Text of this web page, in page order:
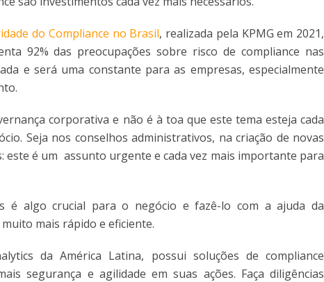
do Compliance no Brasil, realizada pela KPMG em 2021,
92% das preocupações sobre risco de compliance nas
e será uma constante para as empresas, especialmente
corporativa e não é à toa que este tema esteja cada
Seja nos conselhos administrativos, na criação de novas
este é um assunto urgente e cada vez mais importante para
é algo crucial para o negócio e fazê-lo com a ajuda da
mais rápido e eficiente.
da América Latina, possui soluções de compliance
segurança e agilidade em suas ações. Faça diligências